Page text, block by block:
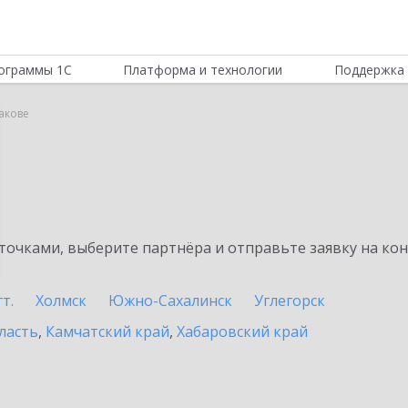
1С Платформа и технологии Поддержка
выберите партнёра и отправьте заявку на
Холмск Южно-Сахалинск
Углегорск
, Камчатский край, Хабаровский край